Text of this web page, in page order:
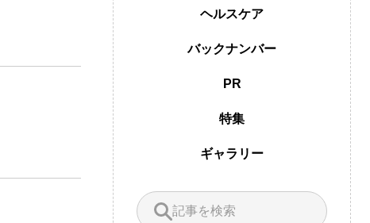
ヘルスケア
バックナンバー
PR
特集
ギャラリー